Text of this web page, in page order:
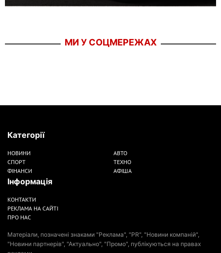
МИ У СОЦМЕРЕЖАХ
Категорії
НОВИНИ
СПОРТ
ФІНАНСИ
АВТО
ТЕХНО
АФІША
Інформація
КОНТАКТИ
РЕКЛАМА НА САЙТІ
ПРО НАС
Матеріали, позначені знаками "Реклама", "PR", "Новини компаній",
"Новини партнерів", "Актуально", "Промо", публікуються на правах